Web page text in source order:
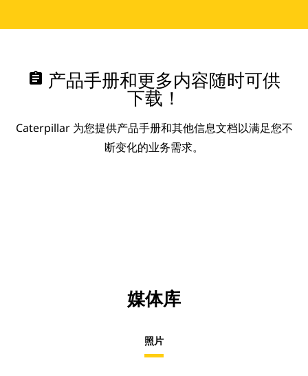
assignment 产品手册和更多内容随时可供
下载！
Caterpillar 为您提供产品手册和其他信息文档以满足您不
断变化的业务需求。
媒体库
照片